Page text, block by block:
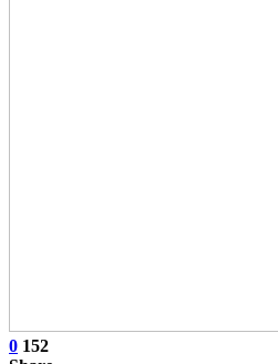
0 152